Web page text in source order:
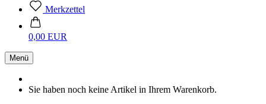
Merkzettel
0,00 EUR
Menü
Sie haben noch keine Artikel in Ihrem Warenkorb.